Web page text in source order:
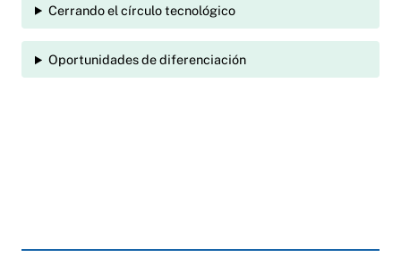
Cerrando el círculo tecnológico
Oportunidades de diferenciación